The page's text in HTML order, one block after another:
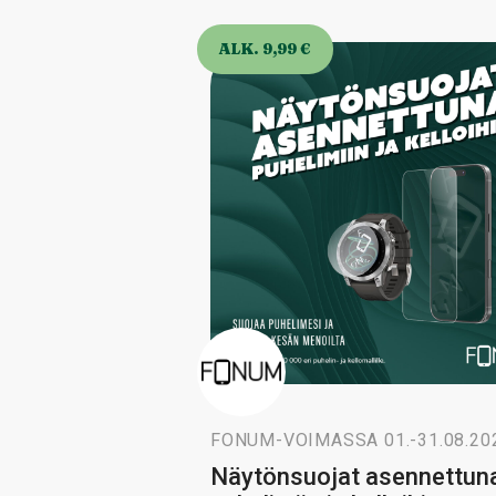
ALK. 9,99 €
FONUM -VOIMASSA 01.-
Näytönsuojat